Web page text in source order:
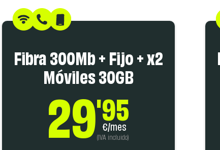
Fibra 300Mb + Fijo + x2
Móviles 30GB
29'95
€/mes
(IVA incluido)